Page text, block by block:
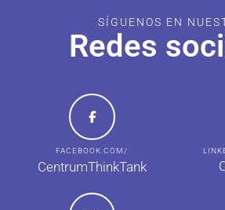
SÍGUENOS EN
Redes
FACEBOOK.COM/
CentrumThinkTank